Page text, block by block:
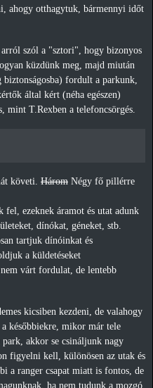
ahogy otthagytuk, bármennyi időt
szól a "sztori", hogy bizonyos
küzdünk meg, majd miután
biztonságosba) fordult a parkunk,
által kért (néha egészen)
mint T.Rexben a telefoncsörgés.
követi. Három Négy fő pillérre
fel, ezeknek áramot és utat adunk
dínókat, géneket, stb.
tartjuk dínóinkat és
a küldetéseket
várt fordulat, de lentebb
kicsiben kezdeni, de valahogy
későbbiekre, mikor már tele
akkor se csináljunk nagy
figyelni kell, különösen az utak és
a ranger csapat miatt is fontos, de
ha nem tudunk a mozgó